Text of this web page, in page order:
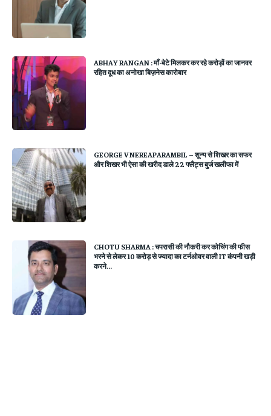
ABHAY RANGAN : माँ-बेटे मिलकर कर रहे करोड़ों का जानवर
रहित दूध का अनोखा बिज़नेस कारोबार
GEORGE V NEREAPARAMBIL – शून्य से शिखर का सफर
और शिखर भी ऐसा की खरीद डाले 22 फ्लैट्स बुर्ज खलीफा में
CHOTU SHARMA : चपरासी की नौकरी कर कोचिंग की फीस
भरने से लेकर 10 करोड़ से ज्यादा का टर्नओवर वाली IT कंपनी खड़ी
करने...